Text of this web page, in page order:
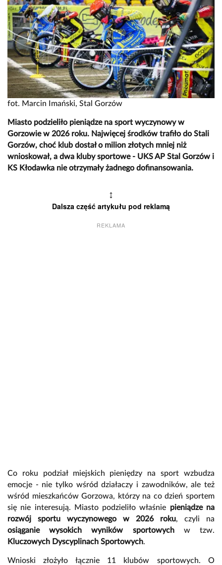
fot. Marcin Imański, Stal Gorzów
Miasto podzieliło pieniądze na sport wyczynowy w
Gorzowie w 2026 roku. Najwięcej środków trafiło do Stali
Gorzów, choć klub dostał o milion złotych mniej niż
wnioskował, a dwa kluby sportowe - UKS AP Stal Gorzów i
KS Kłodawka nie otrzymały żadnego dofinansowania.
↕
Dalsza część artykułu pod reklamą
REKLAMA
Co roku podział miejskich pieniędzy na sport wzbudza
emocje - nie tylko wśród działaczy i zawodników, ale też
wśród mieszkańców Gorzowa, którzy na co dzień sportem
się nie interesują. Miasto podzieliło właśnie pieniądze na
rozwój sportu wyczynowego w 2026 roku, czyli na
osiąganie wysokich wyników sportowychw tzw.
Kluczowych Dyscyplinach Sportowych.
Wnioski złożyło łącznie 11 klubów sportowych. O